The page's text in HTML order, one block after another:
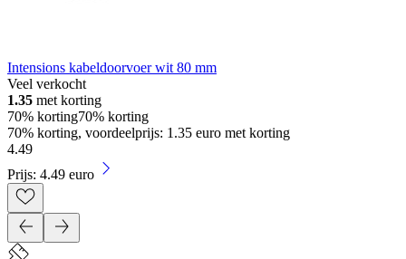
Intensions kabeldoorvoer wit 80 mm
Veel verkocht
1.35 met korting
70% korting70% korting
70% korting, voordeelprijs: 1.35 euro met korting
4.49
Prijs: 4.49 euro